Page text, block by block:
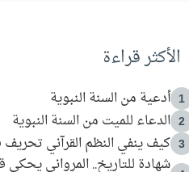
الأكثر قراءة
1 أدعية من السنة النبوية
2 الدعاء للميت من السنة النبوية
3 كيف ينفي النظم القرآني
شهادة للتاريخ.. المرواني يحكي